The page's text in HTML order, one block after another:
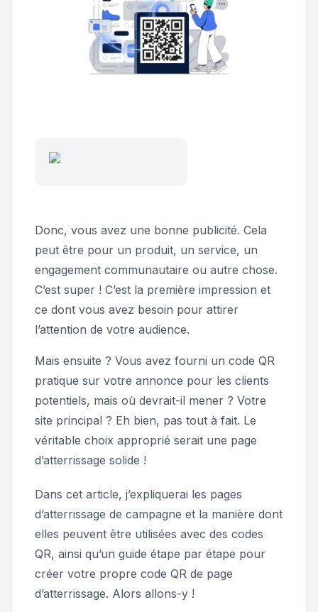
Donc, vous avez une bonne publicité. Cela
peut être pour un produit, un service, un
engagement communautaire ou autre chose.
C’est super ! C’est la première impression et
ce dont vous avez besoin pour attirer
l’attention de votre audience.
Mais ensuite ? Vous avez fourni un code QR
pratique sur votre annonce pour les clients
potentiels, mais où devrait-il mener ? Votre
site principal ? Eh bien, pas tout à fait. Le
véritable choix approprié serait une page
d’atterrissage solide !
Dans cet article, j’expliquerai les pages
d’atterrissage de campagne et la manière dont
elles peuvent être utilisées avec des codes
QR, ainsi qu’un guide étape par étape pour
créer votre propre code QR de page
d’atterrissage. Alors allons-y !